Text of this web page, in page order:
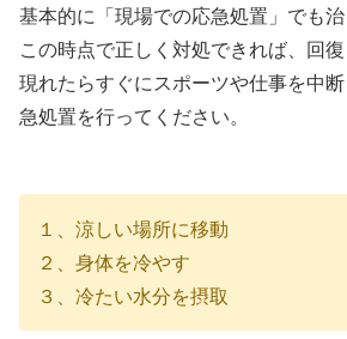
基本的に「現場での応急処置」でも治
この時点で正しく対処できれば、回
現れたらすぐにスポーツや仕事を中
急処置を行ってください。
１、涼しい場所に移動
２、身体を冷やす
３、冷たい水分を摂取